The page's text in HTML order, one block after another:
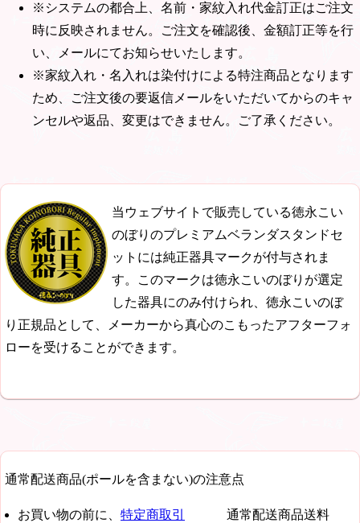
※システムの都合上、名前・家紋入れ代金訂正はご注文
時に反映されません。ご注文を確認後、金額訂正等を行
い、メールにてお知らせいたします。
※家紋入れ・名入れは染付けによる特注商品となります
ため、ご注文後の要返信メールをいただいてからのキャ
ンセルや返品、変更はできません。ご了承ください。
当ウェブサイトで販売している徳永こい
のぼりのプレミアムベランダスタンドセ
ットには純正器具マークが付与されま
す。このマークは徳永こいのぼりが選定
した器具にのみ付けられ、徳永こいのぼ
り正規品として、メーカーから真心のこもったアフターフォ
ローを受けることができます。
通常配送商品(ポールを含まない)の注意点
通常配送商品送料
お買い物の前に、 特定商取引